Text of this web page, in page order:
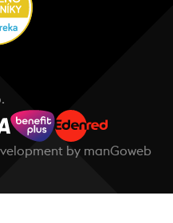
by manGoweb